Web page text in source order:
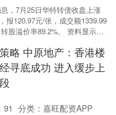
，7月25日华特转债收盘上涨
报120.97元/张，成交额1339.99
股溢价率89.2%。 资料显示，
略 中原地产：香港楼
寻底成功 进入缓步上
91 分类：嘉旺配资APP